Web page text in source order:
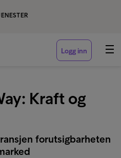
Logg inn
Kraft og
forutsigbarheten